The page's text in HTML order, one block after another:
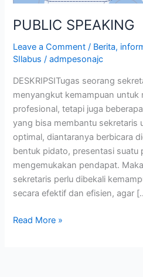
PUBLIC SPEAKING
Leave a Comment / Berita,
SIlabus /admpesonajc
DESKRIPSITugas seorang
menyangkut kemampuan untuk
profesional, tetapi juga
yang bisa membantu sekretaris
optimal, diantaranya berbicara
bentuk pidato, presentasi suatu
mengemukakan pendapat.
sekretaris perlu dibekali
secara efektif dan efisien, agar
Read More »